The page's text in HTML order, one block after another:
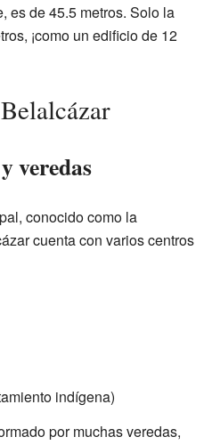
es de 45.5 metros. Solo la
¡como un edificio de 12
veredas
conocido como la
cuenta con varios centros
indígena)
por muchas veredas,